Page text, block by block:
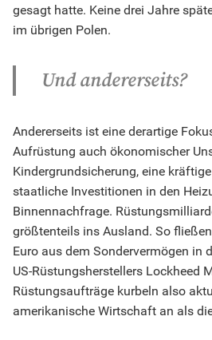
gesagt hatte. Keine drei Jahre
im übrigen Polen.
Und andererseits?
Andererseits ist eine derartige
Aufrüstung auch ökonomischer
Kindergrundsicherung, eine
staatliche Investitionen in den
Binnennachfrage.
größtenteils ins Ausland. So
Euro aus dem Sondervermögen in
US-Rüstungsherstellers Lockheed
Rüstungsaufträge kurbeln also
amerikanische Wirtschaft an als